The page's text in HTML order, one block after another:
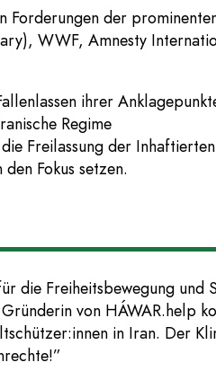
der
WWF, Amnesty
ihrer
Regime
Freilassung der
Fokus setzen.
die Freiheitsbewegung und
von HÁWAR.help
in Iran. Der